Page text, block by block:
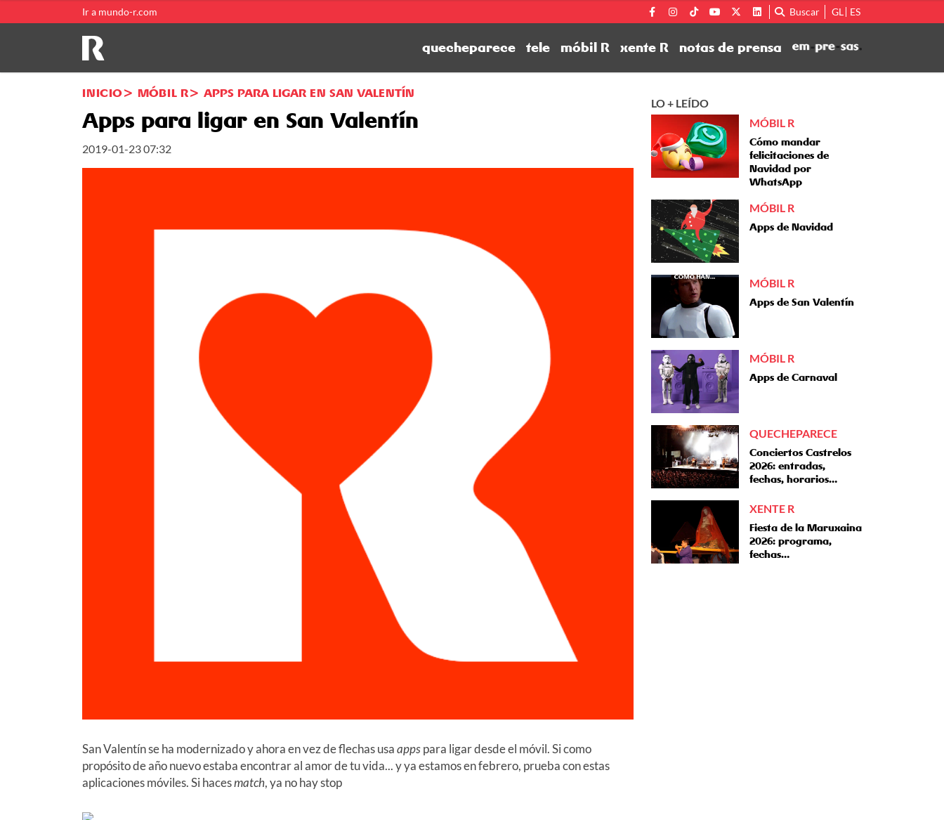
Ir a mundo-r.com Buscar GL ES
quecheparece tele móbil R xente R notas de prensa
INICIO MÓBIL R APPS PARA LIGAR EN SAN VALENTÍN
Apps para ligar en San Valentín
2019-01-23 07:32
San Valentín se ha modernizado y ahora en vez de flechas usaappspara ligar desde el móvil. Si como
propósito de año nuevo estaba encontrar al amor de tu vida... y ya estamos en febrero, prueba con estas
aplicaciones móviles. Si hacesmatch, ya no hay stop
LO + LEÍDO
MÓBIL R
Cómo mandar
felicitaciones de
Navidad por
WhatsApp
MÓBIL R
Apps de Navidad
MÓBIL R
Apps de San Valentín
MÓBIL R
Apps de Carnaval
QUECHEPARECE
Conciertos Castrelos
2026: entradas,
fechas, horarios…
XENTE R
Fiesta de la Maruxaina
2026: programa,
fechas…